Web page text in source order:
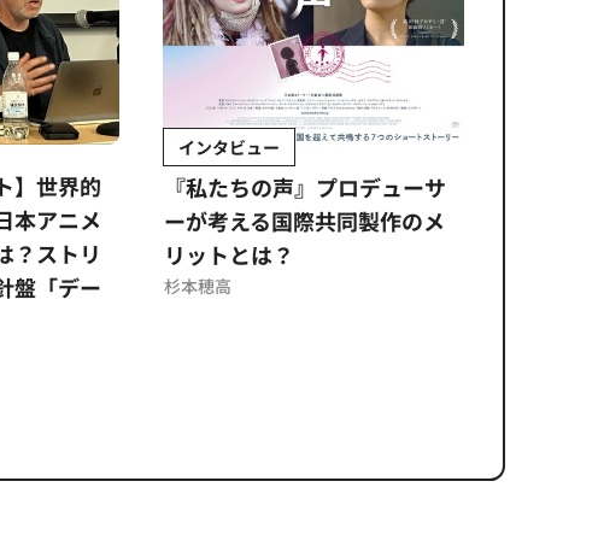
】世界的
本アニメ
？ストリ
盤「デー
インタビュー
『私たちの声』プロデューサ
ーが考える国際共同製作のメ
リットとは？
杉本穂高